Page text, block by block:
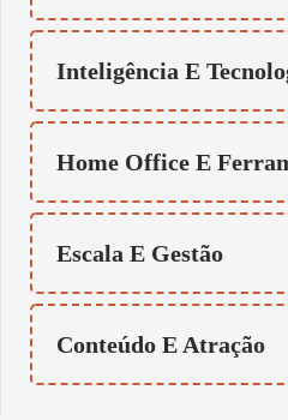
Inteligência E
Home Office E
Escala E Gestão
Conteúdo E Atração